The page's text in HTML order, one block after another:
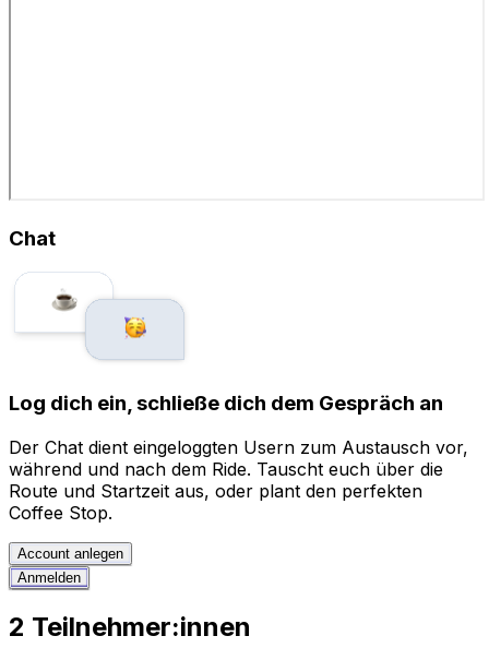
Chat
Log dich ein, schließe dich dem Gespräch an
Der Chat dient eingeloggten Usern zum Austausch vor,
während und nach dem Ride. Tauscht euch über die
Route und Startzeit aus, oder plant den perfekten
Coffee Stop.
Account anlegen
Anmelden
2 Teilnehmer:innen